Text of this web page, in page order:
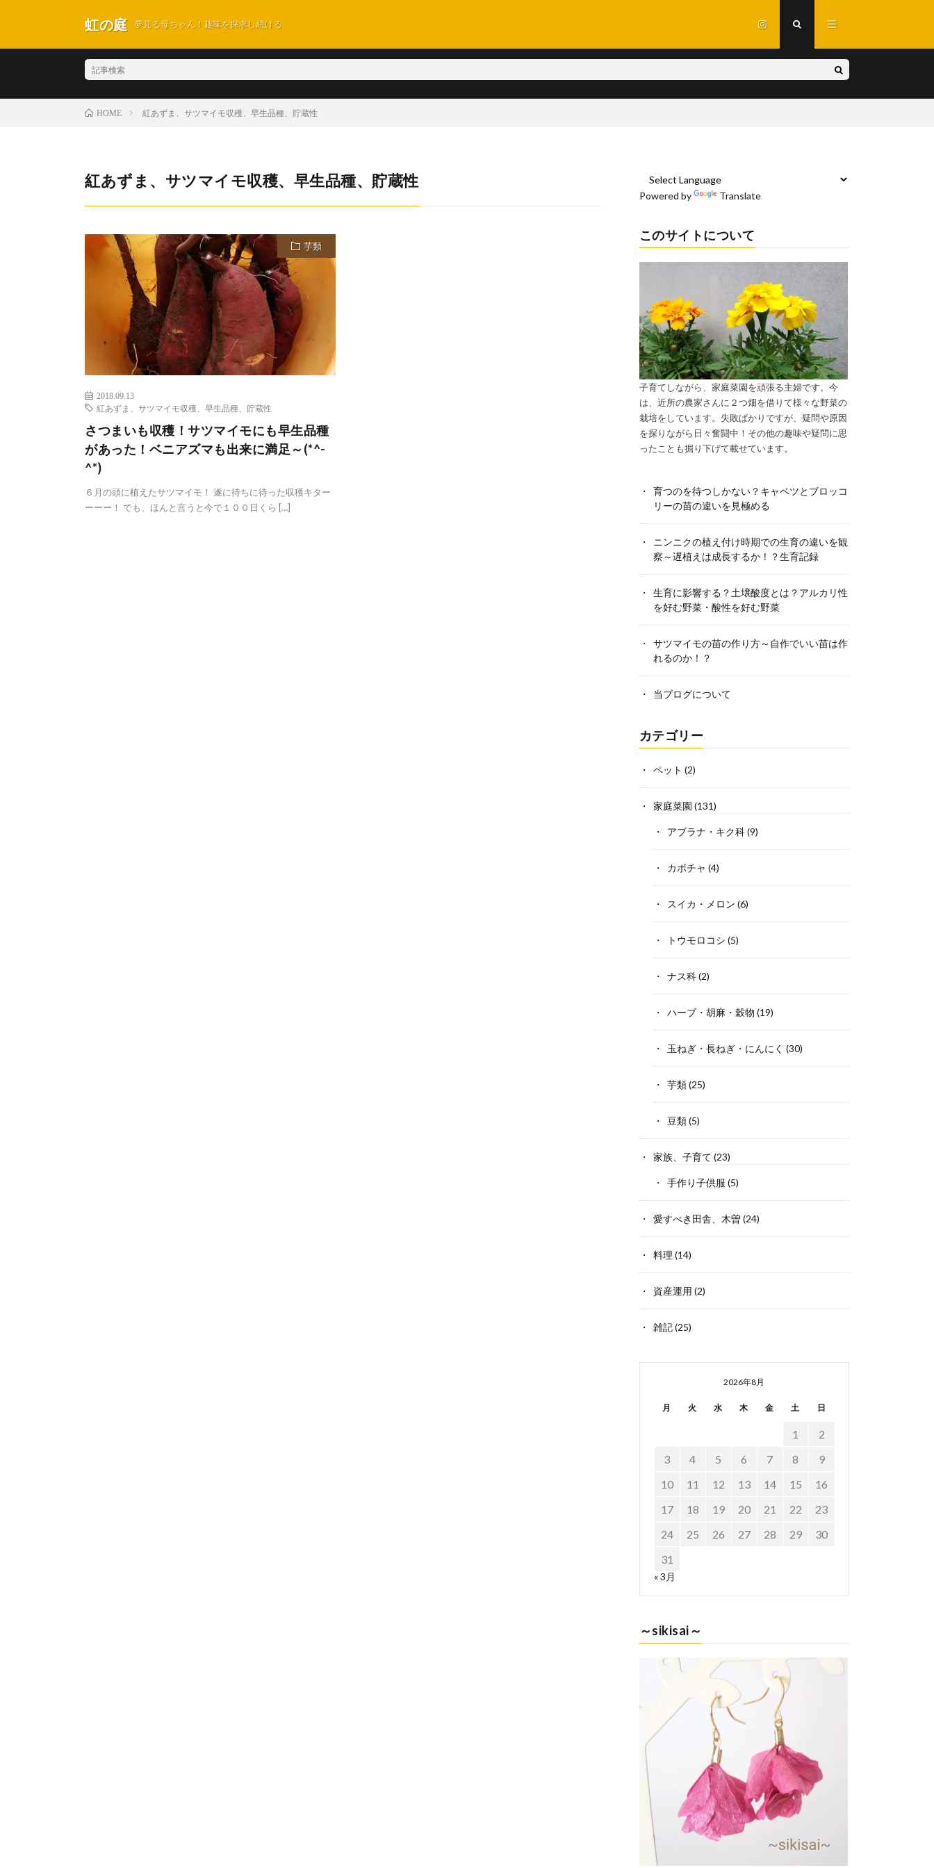
虹の庭 夢見る母ちゃん！趣味を探求し続ける
HOME 紅あずま、サツマイモ収穫、早生品種、貯蔵性
紅あずま、サツマイモ収穫、早生品種、貯蔵性
芋類
2018.09.13
紅あずま、サツマイモ収穫、早生品種、貯蔵性
さつまいも収穫！サツマイモにも早生品種
があった！ベニアズマも出来に満足～(*^-
^*)
６月の頭に植えたサツマイモ！ 遂に待ちに待った収穫キター
ーーー！ でも、ほんと言うと今で１００日くら […]
Powered by Translate
このサイトについて
子育てしながら、家庭菜園を頑張る主婦です。今
は、近所の農家さんに２つ畑を借りて様々な野菜の
栽培をしています。失敗ばかりですが、疑問や原因
を探りながら日々奮闘中！その他の趣味や疑問に思
ったことも掘り下げて載せています。
育つのを待つしかない？キャベツとブロッコ
リーの苗の違いを見極める
ニンニクの植え付け時期での生育の違いを観
察～遅植えは成長するか！？生育記録
生育に影響する？土壌酸度とは？アルカリ性
を好む野菜・酸性を好む野菜
サツマイモの苗の作り方～自作でいい苗は作
れるのか！？
当ブログについて
カテゴリー
ペット (2)
家庭菜園 (131)
アブラナ・キク科(9)
カボチャ (4)
スイカ・メロン (6)
トウモロコシ (5)
ナス科(2)
ハーブ・胡麻・穀物 (19)
玉ねぎ・長ねぎ・にんにく (30)
芋類(25)
豆類(5)
家族、子育て (23)
手作り子供服 (5)
愛すべき田舎、木曽 (24)
料理 (14)
資産運用 (2)
雑記(25)
2026年8月
月 火 水 木 金 土 日
1
2
3
4 5 6 7 8
9
10
11 12 13 14 15
16
17
18 19 20 21 22
23
24
25 26 27 28 29
30
31
« 3月
～sikisai～